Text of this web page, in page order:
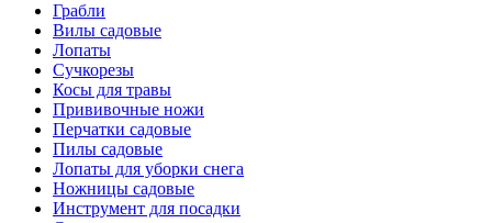
Грабли
Вилы садовые
Лопаты
Сучкорезы
Косы для травы
Прививочные ножи
Перчатки садовые
Пилы садовые
Лопаты для уборки снега
Ножницы садовые
Инструмент для посадки